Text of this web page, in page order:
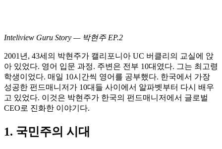
Inteliview Guru Story — 박현주 EP.2
2001년, 43세의 박현주가 캘리포니아 UC 버클리의 교실에 앉
아 있었다. 영어 입문 과정. 주변은 전부 10대였다. 그는 최고령
학생이었다. 매일 10시간씩 영어를 공부했다. 한국에서 가장
성공한 펀드매니저가 10대들 사이에서 알파벳부터 다시 배우
고 있었다. 이것은 박현주가 한국의 펀드매니저에서 글로벌
CEO로 진화한 이야기다.
1. 국민주의 시대